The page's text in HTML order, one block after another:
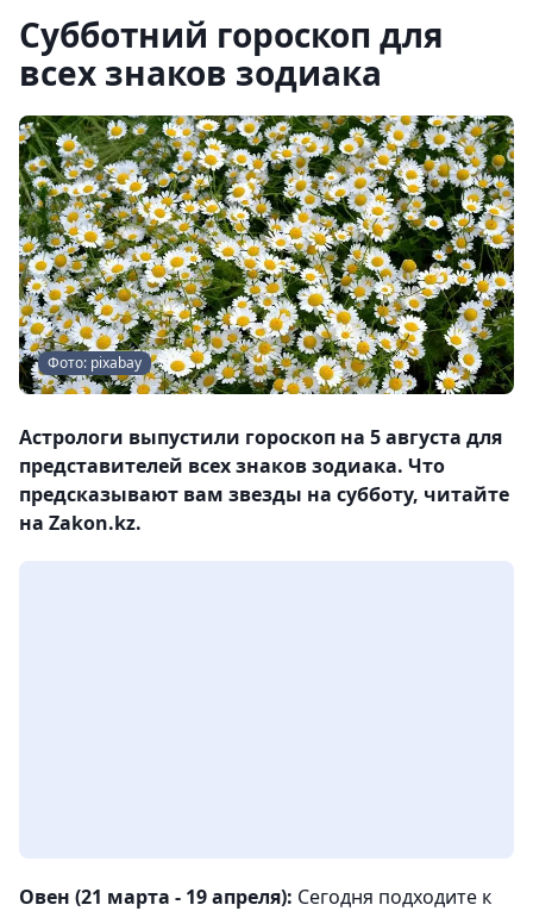
Субботний гороскоп для
всех знаков зодиака
Фото: pixabay
Астрологи выпустили гороскоп на 5 августа для
представителей всех знаков зодиака. Что
предсказывают вам звезды на субботу, читайте
на Zakon.kz.
Овен (21 марта - 19 апреля): Сегодня подходите к